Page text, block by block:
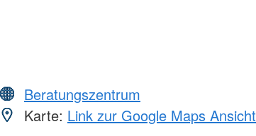
Beratungszentrum
Karte: Link zur Google Maps Ansicht